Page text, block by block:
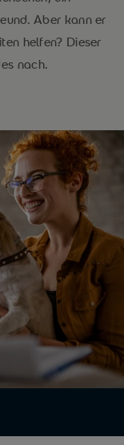
Aber kann er
helfen? Dieser
nach.